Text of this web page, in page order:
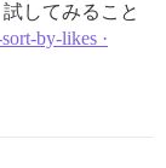
してみること
by-likes ·